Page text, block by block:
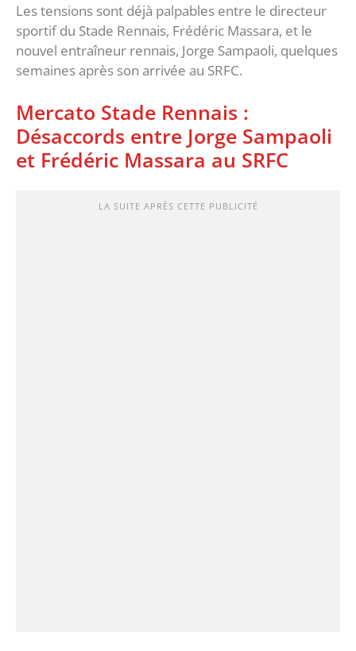
Les tensions sont déjà palpables entre le directeur
sportif du Stade Rennais, Frédéric Massara, et le
nouvel entraîneur rennais, Jorge Sampaoli, quelques
semaines après son arrivée au SRFC.
Mercato Stade Rennais :
Désaccords entre Jorge Sampaoli
et Frédéric Massara au SRFC
LA SUITE APRÈS CETTE PUBLICITÉ